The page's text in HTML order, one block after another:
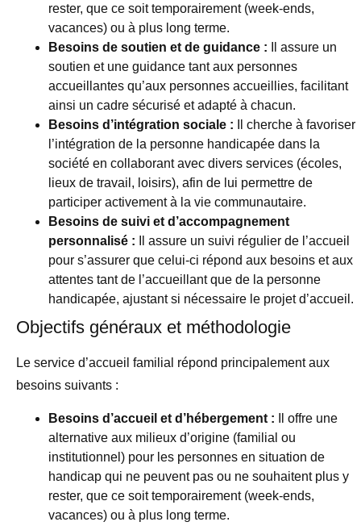
rester, que ce soit temporairement (week-ends,
vacances) ou à plus long terme.
Besoins de soutien et de guidance : Il assure un
soutien et une guidance tant aux personnes
accueillantes qu’aux personnes accueillies, facilitant
ainsi un cadre sécurisé et adapté à chacun.
Besoins d’intégration sociale : Il cherche à favoriser
l’intégration de la personne handicapée dans la
société en collaborant avec divers services (écoles,
lieux de travail, loisirs), afin de lui permettre de
participer activement à la vie communautaire.
Besoins de suivi et d’accompagnement
personnalisé : Il assure un suivi régulier de l’accueil
pour s’assurer que celui-ci répond aux besoins et aux
attentes tant de l’accueillant que de la personne
handicapée, ajustant si nécessaire le projet d’accueil.
Objectifs généraux et méthodologie
Le service d’accueil familial répond principalement aux
besoins suivants :
Besoins d’accueil et d’hébergement : Il offre une
alternative aux milieux d’origine (familial ou
institutionnel) pour les personnes en situation de
handicap qui ne peuvent pas ou ne souhaitent plus y
rester, que ce soit temporairement (week-ends,
vacances) ou à plus long terme.